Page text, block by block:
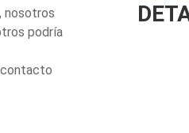
nosotros
podría
contacto